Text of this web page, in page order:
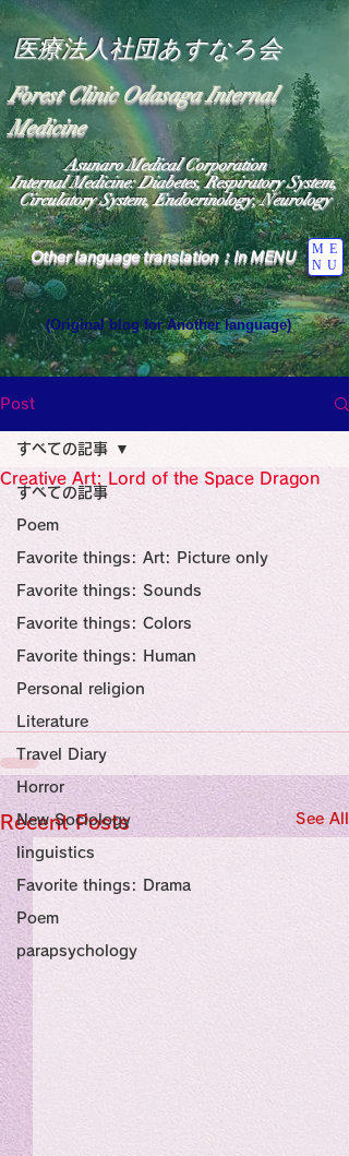
医療法人社団あすなろ会
Forest Clinic Odasaga Internal
Medicine
Other language translation：In MENU
ME
NU
Asunaro Medical Corporation
Internal Medicine: Diabetes, Respiratory System,
Circulatory System, Endocrinology, Neurology
(Original blog for Another language)
Heavens: Beyond the Universe: The World
the God of Light Resides"
Medicine Specialist
Specialist
Wide Blog
Medicine
Religion
Post
すべての記事
Poem
Favorite things: Art: Picture only
Favorite things: Sounds
Favorite things: Colors
Favorite things: Human
Personal religion
Literature
Travel Diary
Horror
New Sociology
linguistics
Favorite things: Drama
Poem
parapsychology
すべての記事
Creative Art: Lord of the Space Dragon
Recent Posts See All